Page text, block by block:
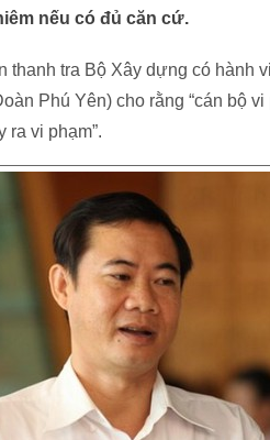
nếu có đủ căn cứ.
thanh tra Bộ Xây dựng có hành
Phú Yên) cho rằng “cán bộ
ra vi phạm”.